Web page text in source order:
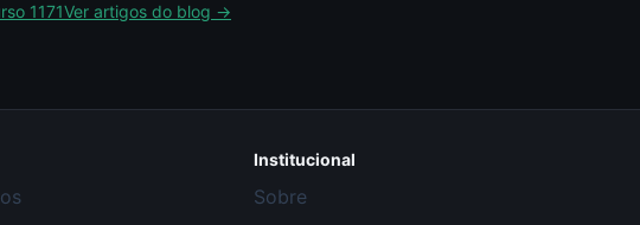
1171Ver artigos do blog →
Institucional
Sobre